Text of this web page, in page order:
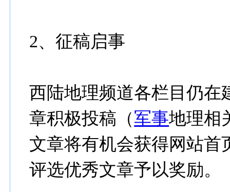
2、征稿启事
西陆地理频道各栏目仍在
章积极投稿（军事地理相
文章将有机会获得网站首
评选优秀文章予以奖励。